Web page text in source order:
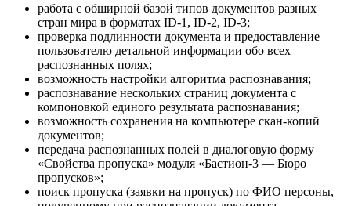
работа с обширной базой типов документов разных
стран мира в форматах ID-1, ID-2, ID-3;
проверка подлинности документа и предоставление
пользователю детальной информации обо всех
распознанных полях;
возможность настройки алгоритма распознавания;
распознавание нескольких страниц документа с
компоновкой единого результата распознавания;
возможность сохранения на компьютере скан-копий
документов;
передача распознанных полей в диалоговую форму
«Свойства пропуска» модуля «Бастион-3 — Бюро
пропусков»;
поиск пропуска (заявки на пропуск) по ФИО персоны,